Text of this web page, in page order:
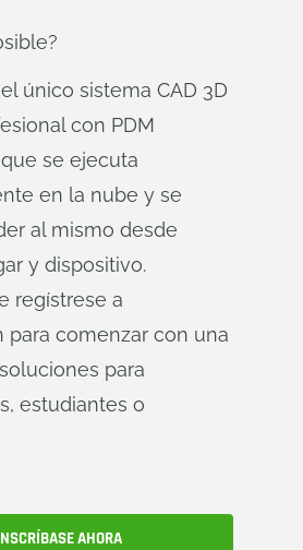
único sistema CAD 3D
con PDM
se ejecuta
en la nube y se
al mismo desde
y dispositivo.
regístrese a
para comenzar con una
para
estudiantes o
AHORA